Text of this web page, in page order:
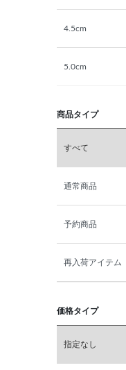
4.5cm
5.0cm
6.0cm
6.5cm
7.0cm
商品タイプ
すべて
通常商品
予約商品
再入荷アイテム
価格タイプ
指定なし